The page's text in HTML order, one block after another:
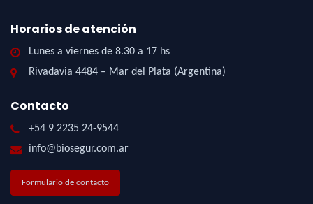
Horarios de atención
Lunes a viernes de 8.30 a 17 hs
Rivadavia 4484 – Mar del Plata (Argentina)
Contacto
+54 9 2235 24-9544
info@biosegur.com.ar
Formulario de contacto